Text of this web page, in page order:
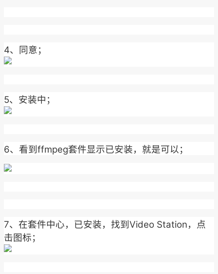
4、同意；
5、安装中；
6、看到ffmpeg套件显示已安装，就是可以；
7、在套件中心，已安装，找到Video Station，点
击图标；